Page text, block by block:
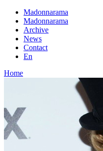
Madonnarama
Madonnarama
Archive
News
Contact
En
Home